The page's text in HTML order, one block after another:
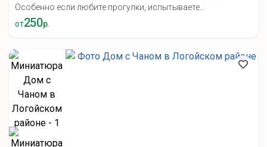
Особенно если любите прогулки, испытываете...
от250р.